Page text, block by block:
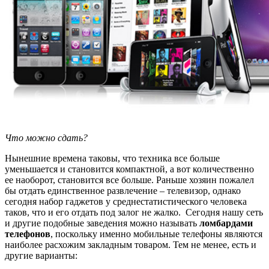
Что можно сдать?
Нынешние времена таковы, что техника все больше
уменьшается и становится компактной, а вот количественно
ее наоборот, становится все больше. Раньше хозяин пожалел
бы отдать единственное развлечение – телевизор, однако
сегодня набор гаджетов у среднестатистического человека
таков, что и его отдать под залог не жалко. Сегодня нашу сеть
и другие подобные заведения можно называть ломбардами
телефонов, поскольку именно мобильные телефоны являются
наиболее расхожим закладным товаром. Тем не менее, есть и
другие варианты: